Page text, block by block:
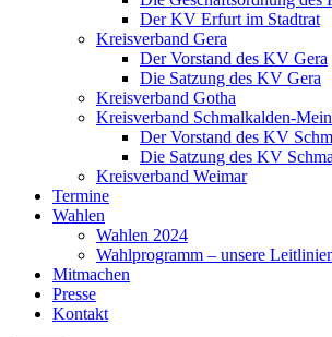
Der KV Erfurt im Stadtrat
Kreisverband Gera
Der Vorstand des KV Gera
Die Satzung des KV Gera
Kreisverband Gotha
Kreisverband Schmalkalden-
Der Vorstand des KV
Die Satzung des KV
Kreisverband Weimar
Termine
Wahlen
Wahlen 2024
Wahlprogramm – unsere
Mitmachen
Presse
Kontakt